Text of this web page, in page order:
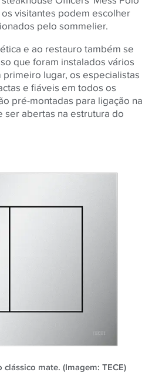
visitantes podem escolher
pelo sommelier.
e ao restauro também se
que foram instalados vários
lugar, os especialistas
e fiáveis ​​em todos os
pré-montadas para ligação na
ser abertas na estrutura do
mate. (Imagem: TECE)